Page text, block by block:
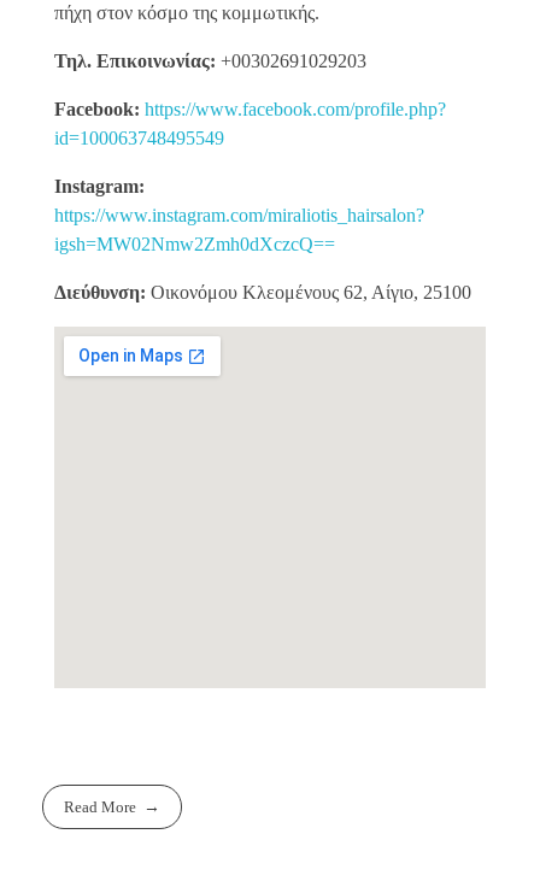
πήχη στον κόσμο της κομμωτικής.
Τηλ. Επικοινωνίας: +00302691029203
Facebook: https://www.facebook.com/profile.php?
id=100063748495549
Instagram:
https://www.instagram.com/miraliotis_hairsalon?
igsh=MW02Nmw2Zmh0dXczcQ==
Διεύθυνση: Οικονόμου Κλεομένους 62, Αίγιο, 25100
Read More